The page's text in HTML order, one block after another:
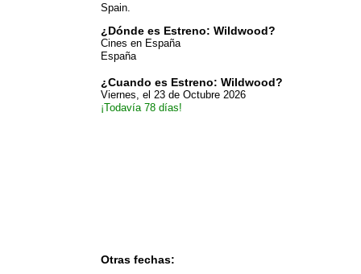
Spain.
¿Dónde es Estreno: Wildwood?
Cines en España
España
¿Cuando es Estreno: Wildwood?
Viernes, el 23 de Octubre 2026
¡Todavía 78 días!
Otras fechas: